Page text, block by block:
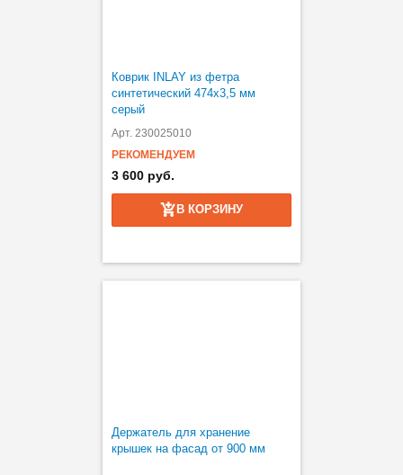
Коврик INLAY из фетра
синтетический 474х3,5 мм
серый
Арт. 230025010
РЕКОМЕНДУЕМ
3 600 руб.
В КОРЗИНУ
Держатель для хранение
крышек на фасад от 900 мм